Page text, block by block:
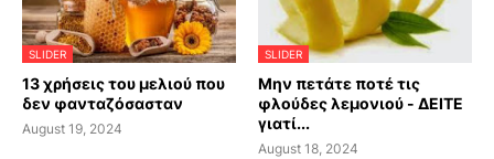
SLIDER
13 χρήσεις του μελιού που
δεν φανταζόσασταν
August 19, 2024
SLIDER
Μην πετάτε ποτέ τις
φλούδες λεμονιού - ΔΕΙΤΕ
γιατί...
August 18, 2024